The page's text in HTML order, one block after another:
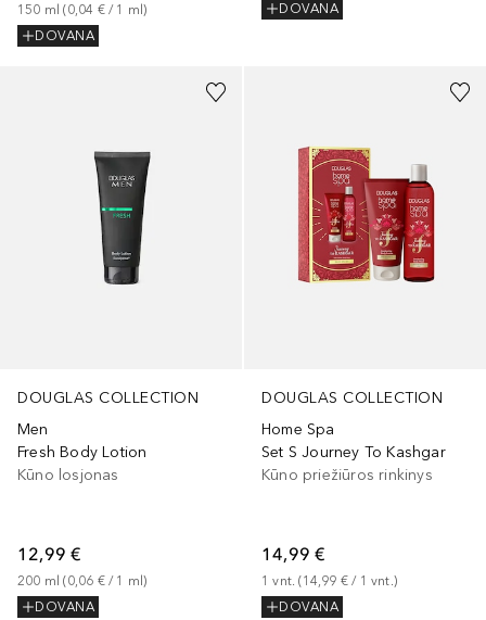
150 ml (0,04 € / 1 ml)
DOVANA
DOVANA
DOUGLAS COLLECTION
Men
Fresh Body Lotion
Kūno losjonas
12,99 €
200 ml (0,06 € / 1 ml)
DOVANA
DOUGLAS COLLECTION
Home Spa
Set S Journey To Kashgar
Kūno priežiūros rinkinys
14,99 €
1 vnt. (14,99 € / 1 vnt. )
DOVANA